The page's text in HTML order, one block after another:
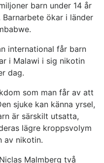
barn under 14 år
ökar i länder
international får barn
i Malawi i sig nikotin
dag.
som man får av att
sjuke kan känna yrsel,
är särskilt utsatta,
lägre kroppsvolym
av nikotin.
Malmberg två